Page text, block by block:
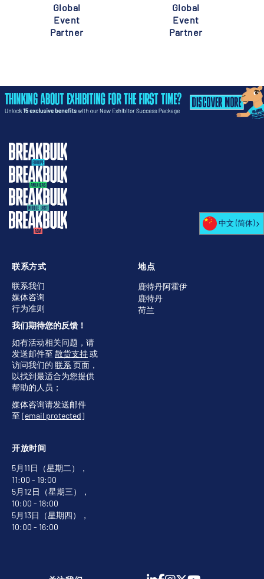
Global
Event
Partner
Global
Event
Partner
地点
鹿特丹阿霍伊
鹿特丹
荷兰
开放时间
5月11日（星期二），
11:00 - 19:00
5月12日（星期三），
10:00 - 18:00
5月13日（星期四），
10:00 - 16:00
联系方式
联系我们
媒体咨询
行为准则
我们期待您的反馈！
如有活动相关问题，请
发送邮件至 散货支持或
访问我们的 联系 页面，
以找到最适合为您提供
帮助的人员；
媒体咨询请发送邮件
至 [email protected]
中文 (简体)